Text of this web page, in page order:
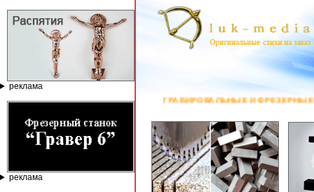
реклама
реклама
ГРАВИРОВАЛЬНЫЕ И ФРЕЗЕРНЫЕ СТАНКИ ПО КАМНЮ ОТ